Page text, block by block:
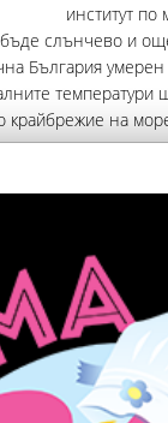
институт по
слънчево и
България умерен
температури
крайбрежие на